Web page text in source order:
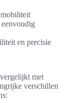
en precisie
vergelijkt met
verschillen